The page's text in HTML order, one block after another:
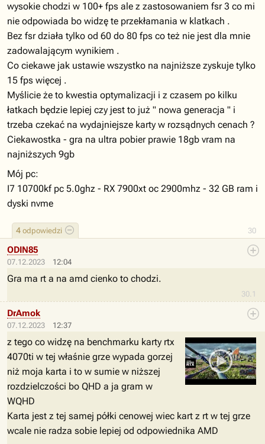
30
4 odpowiedzi
wysokie chodzi w 100+ fps ale z zastosowaniem fsr 3 co mi
nie odpowiada bo widzę te przekłamania w klatkach .
Bez fsr działa tylko od 60 do 80 fps co też nie jest dla mnie
zadowalającym wynikiem .
Co ciekawe jak ustawie wszystko na najniższe zyskuje tylko
15 fps więcej .
Myślicie że to kwestia optymalizacji i z czasem po kilku
łatkach będzie lepiej czy jest to już " nowa generacja " i
trzeba czekać na wydajniejsze karty w rozsądnych cenach ?
Ciekawostka - gra na ultra pobier prawie 18gb vram na
najniższych 9gb
Mój pc:
I7 10700kf pc 5.0ghz - RX 7900xt oc 2900mhz - 32 GB ram i
dyski nvme
07.12.2023 12:04
30.1
ODIN85
Gra ma rt a na amd cienko to chodzi.
07.12.2023 12:37
DrAmok
z tego co widzę na benchmarku karty rtx
4070ti w tej właśnie grze wypada gorzej
niż moja karta i to w sumie w niższej
rozdzielczości bo QHD a ja gram w
WQHD
Karta jest z tej samej półki cenowej wiec kart z rt w tej grze
wcale nie radza sobie lepiej od odpowiednika AMD